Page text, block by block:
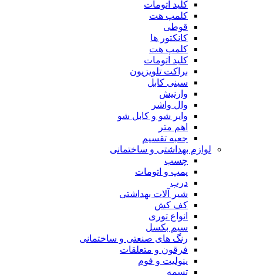
کلید اتومات
کلمپ هت
قوطی
کانکتور ها
کلمپ هت
کلید اتومات
براکت تلویزیون
سینی کابل
وارنیش
وال واشر
وایر شو و کابل شو
اهم متر
جعبه تقسیم
لوازم بهداشتی و ساختمانی
چسب
پمپ و اتومات
درب
شیر آلات بهداشتی
کف کش
انواع توری
سیم بکسل
رنگ های صنعتی و ساختمانی
فرقون و متعلقات
ینولیت و فوم
تسمه